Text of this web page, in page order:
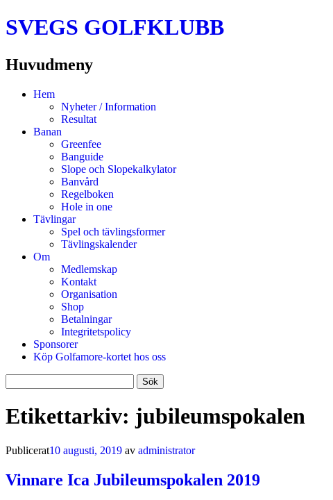
SVEGS GOLFKLUBB
Huvudmeny
HoppaHem
Nyheter / Information
Resultat
Banan
Greenfee
Banguide
Slope och Slopekalkylator
Banvård
Regelboken
Hole in one
Tävlingar
Spel och tävlingsformer
Tävlingskalender
Om
Medlemskap
Kontakt
Organisation
Shop
Betalningar
Integritetspolicy
Sponsorer
Köp Golfamore-kortet hos oss
efter:
Etikettarkiv: jubileumspokalen
Publicerat10 augusti, 2019 av administrator
Vinnare Ica Jubileumspokalen 2019